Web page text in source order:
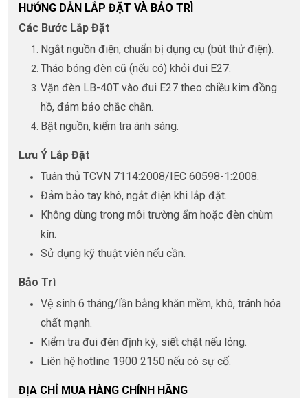
HƯỚNG DẪN LẮP ĐẶT VÀ BẢO TRÌ
Các Bước Lắp Đặt
Ngắt nguồn điện, chuẩn bị dụng cụ (bút thử điện).
Tháo bóng đèn cũ (nếu có) khỏi đui E27.
Vặn đèn LB-40T vào đui E27 theo chiều kim đồng
hồ, đảm bảo chắc chắn.
Bật nguồn, kiểm tra ánh sáng.
Lưu Ý Lắp Đặt
Tuân thủ TCVN 7114:2008/IEC 60598-1:2008.
Đảm bảo tay khô, ngắt điện khi lắp đặt.
Không dùng trong môi trường ẩm hoặc đèn chùm
kín.
Sử dụng kỹ thuật viên nếu cần.
Bảo Trì
Vệ sinh 6 tháng/lần bằng khăn mềm, khô, tránh hóa
chất mạnh.
Kiểm tra đui đèn định kỳ, siết chặt nếu lỏng.
Liên hệ hotline 1900 2150 nếu có sự cố.
ĐỊA CHỈ MUA HÀNG CHÍNH HÃNG